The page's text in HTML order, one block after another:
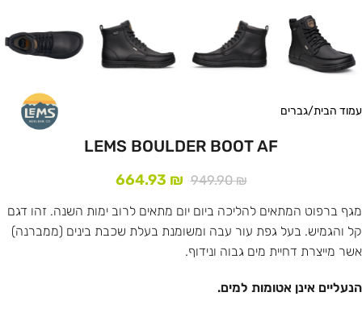
עמוד הבית/גברים
LEMS BOULDER BOOT AF
949.90₪
664.93 ₪
מגף ברפוט המתאים להליכה ביום יום מתאים לרוב ימות השנה. זהו דגם
קל והגמיש. בעל גפת עור עבה ומשומנת בעלת שכבת בינים (ממברנה)
אשר מייצרת דחיית מים גבוה ונידוף.
הנעליים אינן אטומות למים.